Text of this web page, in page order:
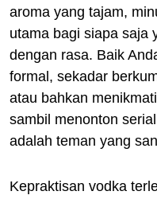
aroma yang tajam,
utama bagi siapa saja
dengan rasa. Baik
formal, sekadar
atau bahkan
sambil menonton
adalah teman yang
Kepraktisan vodka